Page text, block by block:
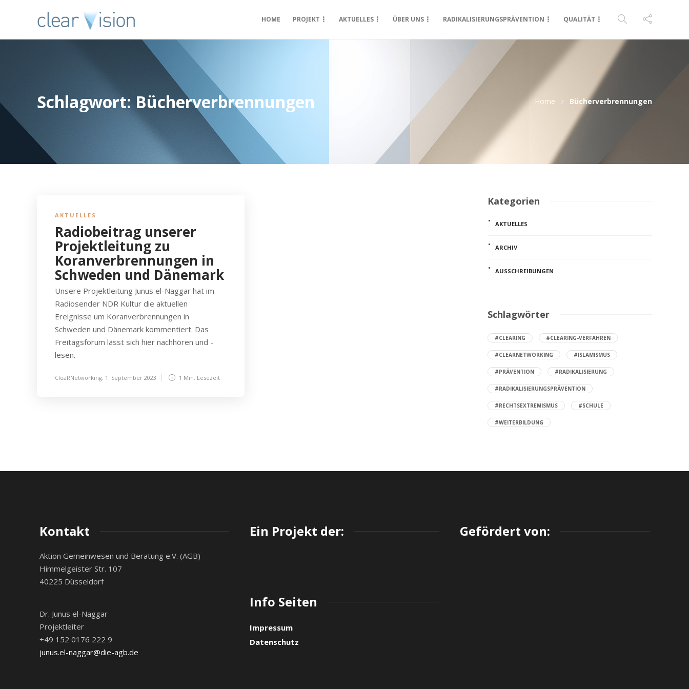
HOME PROJEKT AKTUELLES ÜBER UNS RADIKALISIERUNGSPRÄVENTION QUALITÄT
Schlagwort: Bücherverbrennungen Home Bücherverbrennungen
AKTUELLES
Radiobeitrag unserer
Projektleitung zu
Koranverbrennungen in
Schweden und Dänemark
Unsere Projektleitung Junus el-Naggar hat im
Radiosender NDR Kultur die aktuellen
Ereignisse um Koranverbrennungen in
Schweden und Dänemark kommentiert. Das
Freitagsforum lässt sich hier nachhören und -
lesen.
CleaRNetworking, 1. September 2023 1 Min. Lesezeit
Kategorien
AKTUELLES
ARCHIV
AUSSCHREIBUNGEN
Schlagwörter
#CLEARING #CLEARING-VERFAHREN
#CLEARNETWORKING #ISLAMISMUS
#PRÄVENTION #RADIKALISIERUNG
#RADIKALISIERUNGSPRÄVENTION
#RECHTSEXTREMISMUS #SCHULE
#WEITERBILDUNG
Kontakt
Aktion Gemeinwesen und Beratung e.V. (AGB)
Himmelgeister Str. 107
40225 Düsseldorf
Dr. Junus el-Naggar
Projektleiter
+49 152 0176 222 9
junus.el-naggar@die-agb.de
Ein Projekt der:
Info Seiten
Impressum
Datenschutz
Gefördert von: